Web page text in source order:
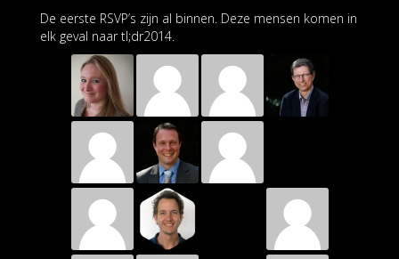
De eerste RSVP’s zijn al binnen. Deze mensen komen in
elk geval naar tl;dr2014.